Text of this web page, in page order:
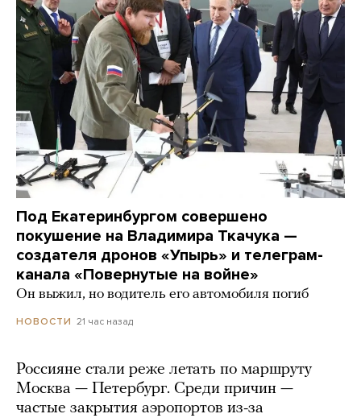
Под Екатеринбургом совершено
покушение на Владимира Ткачука —
создателя дронов «Упырь» и телеграм-
канала «Повернутые на войне»
Он выжил, но водитель его автомобиля погиб
НОВОСТИ 21 час назад
Россияне стали реже летать по маршруту
Москва — Петербург. Среди причин —
частые закрытия аэропортов из-за